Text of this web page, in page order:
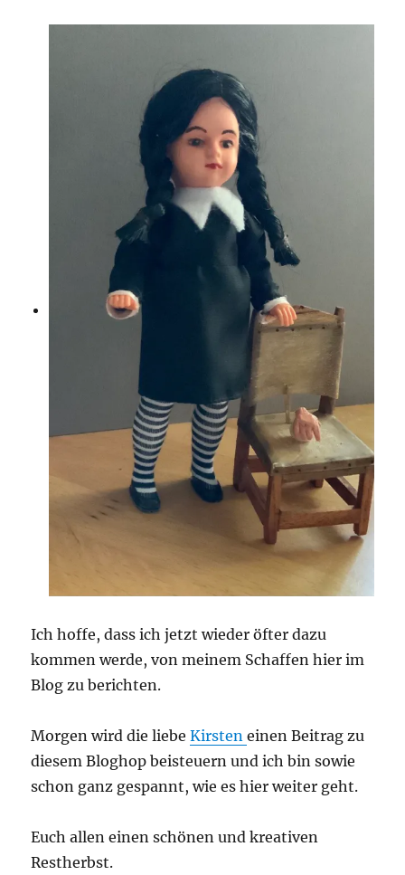
Ich hoffe, dass ich jetzt wieder öfter dazu
kommen werde, von meinem Schaffen hier im
Blog zu berichten.
Morgen wird die liebeKirsteneinen Beitrag zu
diesem Bloghop beisteuern und ich bin sowie
schon ganz gespannt, wie es hier weiter geht.
Euch allen einen schönen und kreativen
Restherbst.